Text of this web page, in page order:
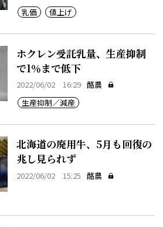
乳価
値上げ
ホクレン受託乳量、生産抑制
で1％まで低下
2022/06/02 16:29 酪農
生産抑制／減産
北海道の廃用牛、5月も回復の
兆し見られず
2022/06/02 15:25 酪農